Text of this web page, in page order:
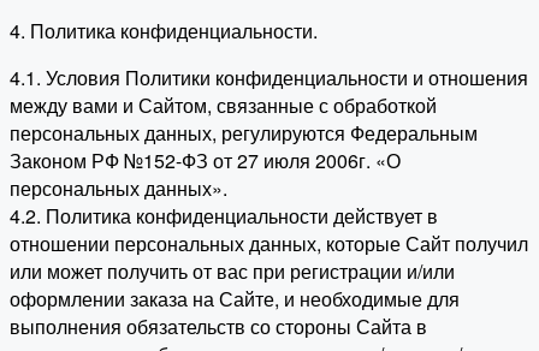
4. Политика конфиденциальности.
4.1. Условия Политики конфиденциальности и отношения
между вами и Сайтом, связанные с обработкой
персональных данных, регулируются Федеральным
Законом РФ №152-ФЗ от 27 июля 2006г. «О
персональных данных».
4.2. Политика конфиденциальности действует в
отношении персональных данных, которые Сайт получил
или может получить от вас при регистрации и/или
оформлении заказа на Сайте, и необходимые для
выполнения обязательств со стороны Сайта в